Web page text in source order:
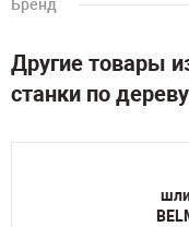
Бренд
Другие товары
станки по дереву